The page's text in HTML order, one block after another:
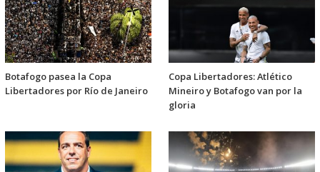
Botafogo pasea la Copa
Libertadores por Río de Janeiro
Copa Libertadores: Atlético
Mineiro y Botafogo van por la
gloria